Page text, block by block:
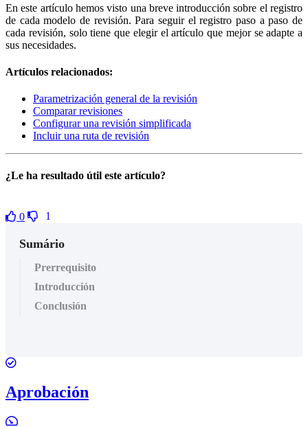
En este artículo hemos visto una breve introducción sobre el registro
de cada modelo de revisión. Para seguir el registro paso a paso de
cada revisión, solo tiene que elegir el artículo que mejor se adapte a
sus necesidades.
Artículos relacionados:
Parametrización general de la revisión
Comparar revisiones
Configurar una revisión simplificada
Incluir una ruta de revisión
¿Le ha resultado útil este artículo?
0 1
Sumário
Prerrequisito
Introducción
Conclusión
Aprobación